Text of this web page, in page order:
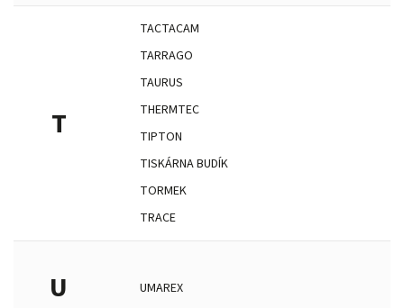
T
TACTACAM
TARRAGO
TAURUS
THERMTEC
TIPTON
TISKÁRNA BUDÍK
TORMEK
TRACE
U UMAREX